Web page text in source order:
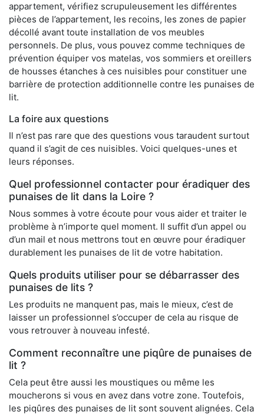
appartement, vérifiez scrupuleusement les différentes
pièces de l’appartement, les recoins, les zones de papier
décollé avant toute installation de vos meubles
personnels. De plus, vous pouvez comme techniques de
prévention équiper vos matelas, vos sommiers et oreillers
de housses étanches à ces nuisibles pour constituer une
barrière de protection additionnelle contre les punaises de
lit.
La foire aux questions
Il n’est pas rare que des questions vous taraudent surtout
quand il s’agit de ces nuisibles. Voici quelques-unes et
leurs réponses.
Quel professionnel contacter pour éradiquer des
punaises de lit dans la Loire ?
Nous sommes à votre écoute pour vous aider et traiter le
problème à n’importe quel moment. Il suffit d’un appel ou
d’un mail et nous mettrons tout en œuvre pour éradiquer
durablement les punaises de lit de votre habitation.
Quels produits utiliser pour se débarrasser des
punaises de lits ?
Les produits ne manquent pas, mais le mieux, c’est de
laisser un professionnel s’occuper de cela au risque de
vous retrouver à nouveau infesté.
Comment reconnaître une piqûre de punaises de
lit ?
Cela peut être aussi les moustiques ou même les
moucherons si vous en avez dans votre zone. Toutefois,
les piqûres des punaises de lit sont souvent alignées. Cela